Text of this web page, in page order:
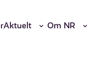
Aktuelt Om NR